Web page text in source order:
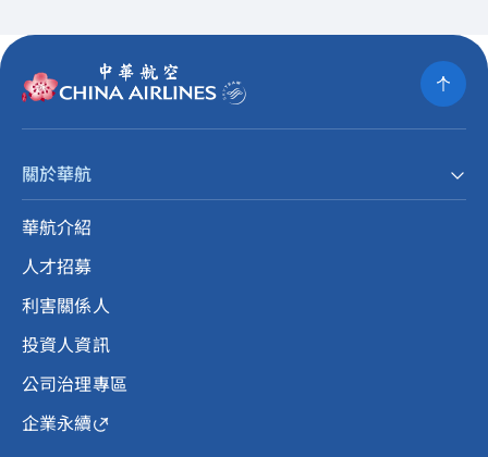
關於華航
華航介紹
人才招募
利害關係人
投資人資訊
公司治理專區
企業永續